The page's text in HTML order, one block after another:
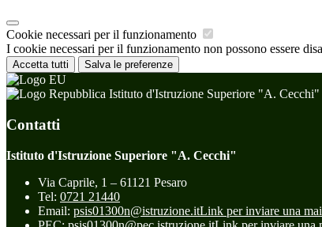
Cookie necessari per il funzionamento
I cookie necessari per il funzionamento non possono essere
Accetta tutti Salva le preferenze
Istituto d'Istruzione Superiore "A. Cecchi"
Contatti
Istituto d'Istruzione Superiore "A. Cecchi"
Via Caprile, 1 – 61121 Pesaro
Tel: 0721 21440
Email: psis01300n@istruzione.itLink per inviare una